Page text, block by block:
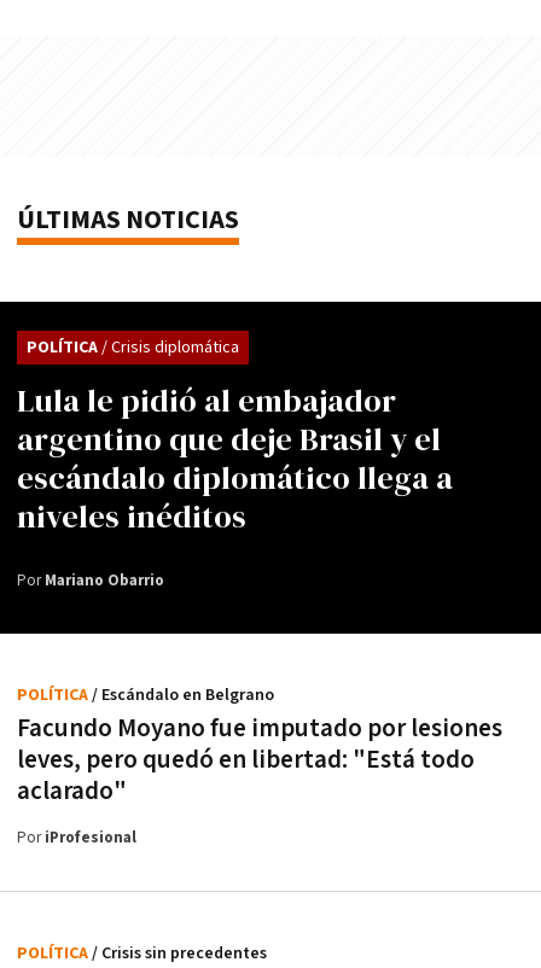
ÚLTIMAS NOTICIAS
Lula le pidió al embajador
argentino que deje Brasil y el
escándalo diplomático llega a
niveles inéditos
POLÍTICA/ Crisis diplomática
PorMariano Obarrio
Facundo Moyano fue imputado por lesiones
leves, pero quedó en libertad: "Está todo
aclarado"
POLÍTICA/ Escándalo en Belgrano
PoriProfesional
POLÍTICA/ Crisis sin precedentes